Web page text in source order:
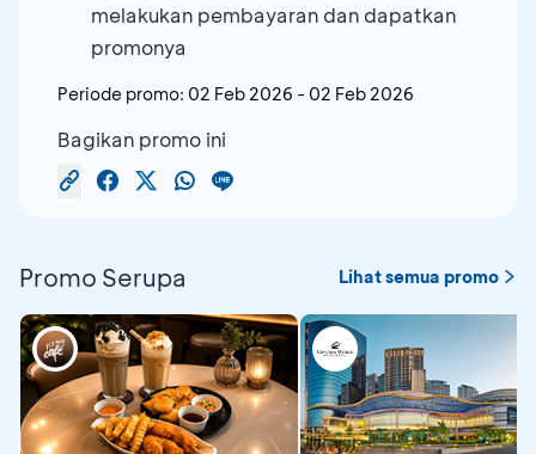
melakukan pembayaran dan dapatkan
promonya
Periode promo: 02 Feb 2026 - 02 Feb 2026
Bagikan promo ini
Promo Serupa Lihat semua promo